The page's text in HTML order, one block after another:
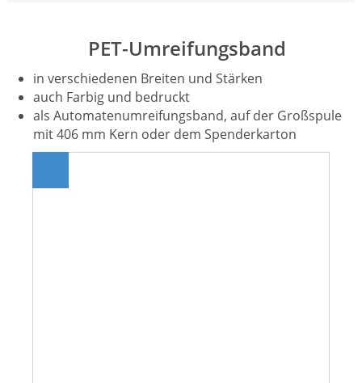
PET-Umreifungsband
in verschiedenen Breiten und Stärken
auch Farbig und bedruckt
als Automatenumreifungsband, auf der Großspule
mit 406 mm Kern oder dem Spenderkarton